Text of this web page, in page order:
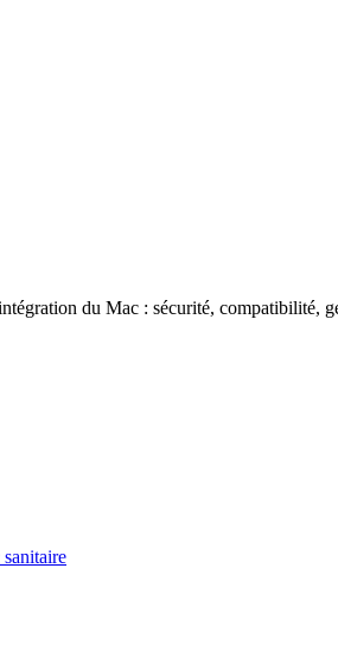
du Mac : sécurité,